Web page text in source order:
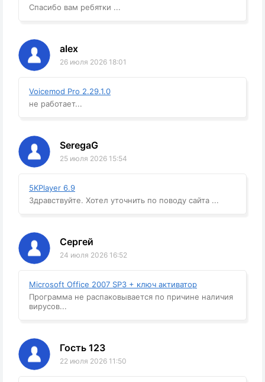
Спасибо вам ребятки ...
alex
26 июля 2026 18:01
Voicemod Pro 2.29.1.0
не работает...
SeregaG
25 июля 2026 15:54
5KPlayer 6.9
Здравствуйте. Хотел уточнить по поводу сайта ...
Сергей
24 июля 2026 16:52
Microsoft Office 2007 SP3 + ключ активатор
Программа не распаковывается по причине наличия
вирусов...
Гость 123
22 июля 2026 11:50